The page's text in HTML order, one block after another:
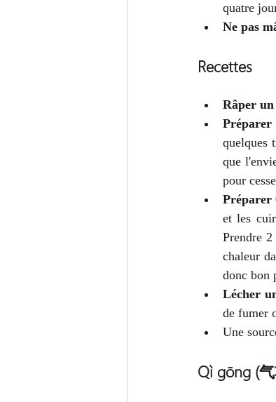
quatre
Ne pas
Recettes
Râper
Préparer
quelques
que
pour
Préparer
et les
Prendre
chaleur
donc bon
Lécher
de fumer
Une
Qì gōng (